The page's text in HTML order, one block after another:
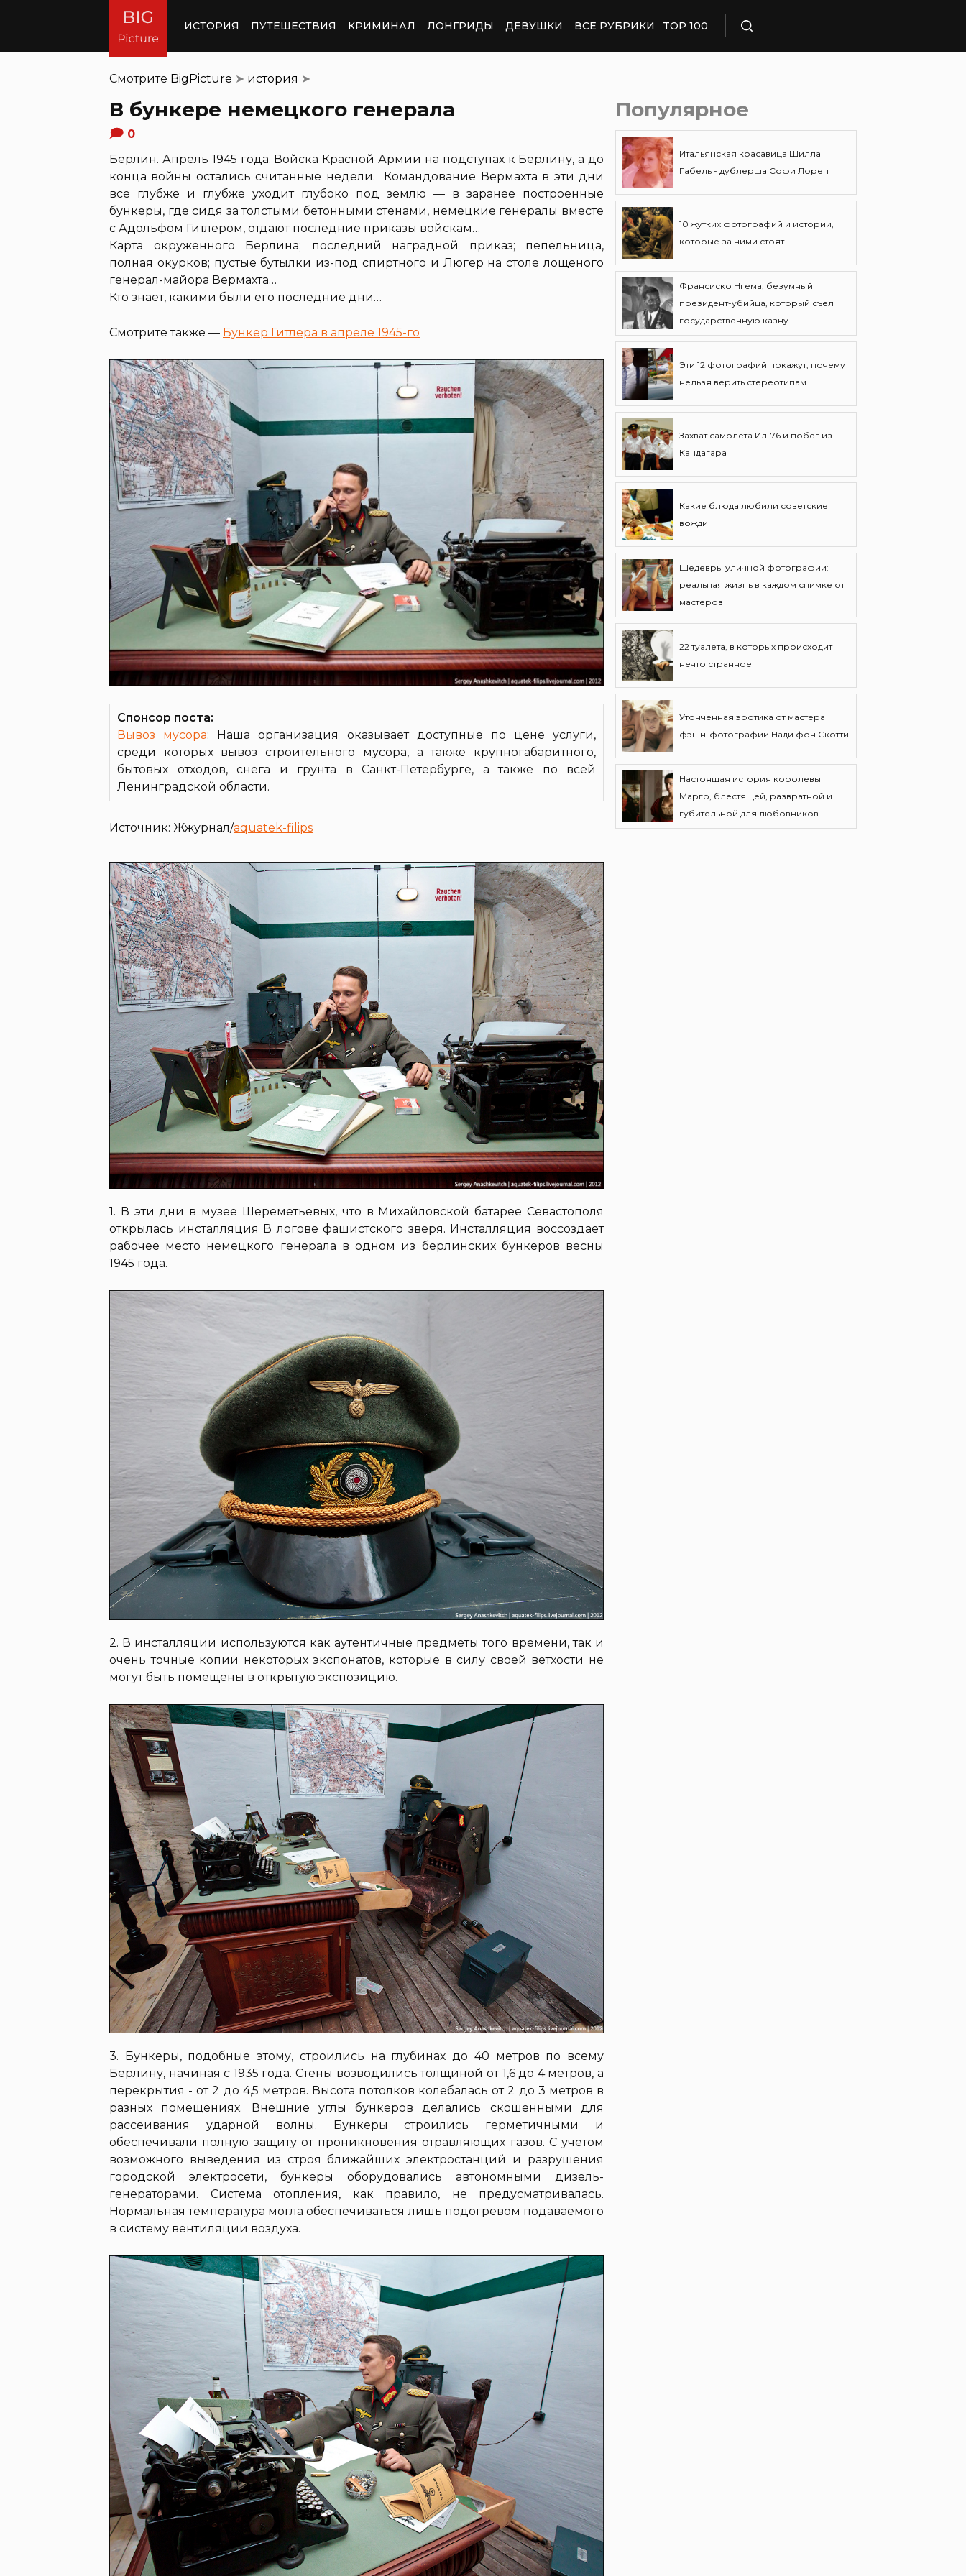
ИСТОРИЯ ПУТЕШЕСТВИЯ КРИМИНАЛ ЛОНГРИДЫ ДЕВУШКИ ВСЕ РУБРИКИ TOP 100
Смотрите BigPicture ➤ история ➤
В бункере немецкого генерала
0
Берлин. Апрель 1945 года. Войска Красной Армии на подступах к Берлину, а до
конца войны остались считанные недели. Командование Вермахта в эти дни
все глубже и глубже уходит глубоко под землю — в заранее построенные
бункеры, где сидя за толстыми бетонными стенами, немецкие генералы вместе
с Адольфом Гитлером, отдают последние приказы войскам…
Карта окруженного Берлина; последний наградной приказ; пепельница,
полная окурков; пустые бутылки из-под спиртного и Люгер на столе лощеного
генерал-майора Вермахта…
Кто знает, какими были его последние дни…
Смотрите также — Бункер Гитлера в апреле 1945-го
Спонсор поста:
Вывоз мусора: Наша организация оказывает доступные по цене услуги,
среди которых вывоз строительного мусора, а также крупногабаритного,
бытовых отходов, снега и грунта в Санкт-Петербурге, а также по всей
Ленинградской области.
Источник: Жжурнал/aquatek-filips
1. В эти дни в музее Шереметьевых, что в Михайловской батарее Севастополя
открылась инсталляция В логове фашистского зверя. Инсталляция воссоздает
рабочее место немецкого генерала в одном из берлинских бункеров весны
1945 года.
2. В инсталляции используются как аутентичные предметы того времени, так и
очень точные копии некоторых экспонатов, которые в силу своей ветхости не
могут быть помещены в открытую экспозицию.
3. Бункеры, подобные этому, строились на глубинах до 40 метров по всему
Берлину, начиная с 1935 года. Стены возводились толщиной от 1,6 до 4 метров, а
перекрытия - от 2 до 4,5 метров. Высота потолков колебалась от 2 до 3 метров в
разных помещениях. Внешние углы бункеров делались скошенными для
рассеивания ударной волны. Бункеры строились герметичными и
обеспечивали полную защиту от проникновения отравляющих газов. С учетом
возможного выведения из строя ближайших электростанций и разрушения
городской электросети, бункеры оборудовались автономными дизель-
генераторами. Система отопления, как правило, не предусматривалась.
Нормальная температура могла обеспечиваться лишь подогревом подаваемого
в систему вентиляции воздуха.
Популярное
Итальянская красавица Шилла
Габель - дублерша Софи Лорен
10 жутких фотографий и истории,
которые за ними стоят
Франсиско Нгема, безумный
президент-убийца, который съел
государственную казну
Эти 12 фотографий покажут, почему
нельзя верить стереотипам
Захват самолета Ил-76 и побег из
Кандагара
Какие блюда любили советские
вожди
Шедевры уличной фотографии:
реальная жизнь в каждом снимке от
мастеров
22 туалета, в которых происходит
нечто странное
Утонченная эротика от мастера
фэшн-фотографии Нади фон Скотти
Настоящая история королевы
Марго, блестящей, развратной и
губительной для любовников